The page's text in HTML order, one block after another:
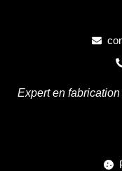
Expert en